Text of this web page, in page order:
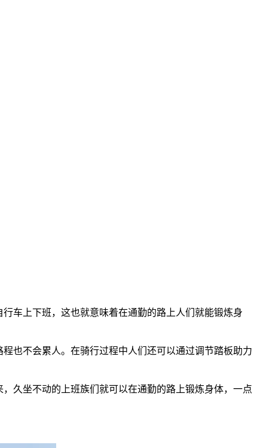
车上下班，这也就意味着在通勤的路上人们就能锻炼身
也不会累人。在骑行过程中人们还可以通过调节踏板助力
久坐不动的上班族们就可以在通勤的路上锻炼身体，一点